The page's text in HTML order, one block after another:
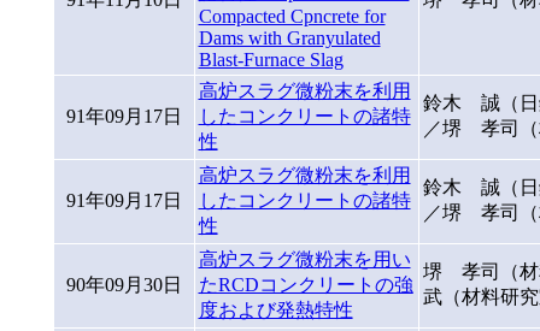
Compacted Cpncrete for
Dams with Granyulated
Blast-Furnace Slag
91年09月17日
高炉スラグ微粉末を利用
したコンクリートの諸特
性
鈴木 誠（日
／堺 孝司（
91年09月17日
高炉スラグ微粉末を利用
したコンクリートの諸特
性
鈴木 誠（日
／堺 孝司（
90年09月30日
高炉スラグ微粉末を用い
たRCDコンクリートの強
度および発熱特性
堺 孝司（材
武（材料研